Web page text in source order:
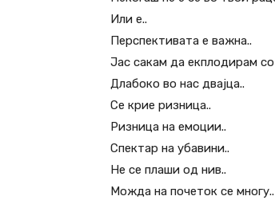
Или е..
Перспективата е важна..
Јас сакам да екплодирам со
Длабоко во нас двајца..
Се крие ризница..
Ризница на емоции..
Спектар на убавини..
Не се плаши од нив..
Можда на почеток се многу..